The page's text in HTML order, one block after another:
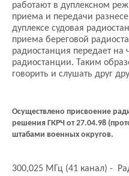
работают в дуплексном
приема и передачи
дуплексе судовая
приема береговой
радиостанция передает на
радиостанции. Таким
говорить и слушать друг
Осуществлено присвоение
решения ГКРЧ от 27.04.98
штабами военных округов.
300,025 МГц (41 канал) -